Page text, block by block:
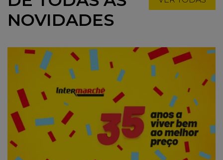
NOVIDADES